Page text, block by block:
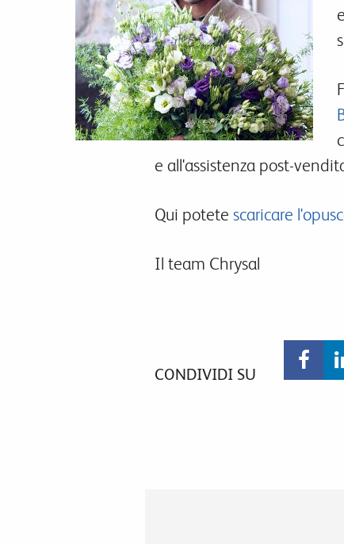
e all'assistenza post-
Qui potete scaricare
Il team Chrysal
CONDIVIDI SU